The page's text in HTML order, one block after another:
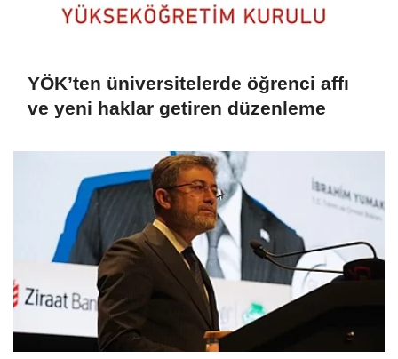
YÖK’ten üniversitelerde öğrenci affı
ve yeni haklar getiren düzenleme